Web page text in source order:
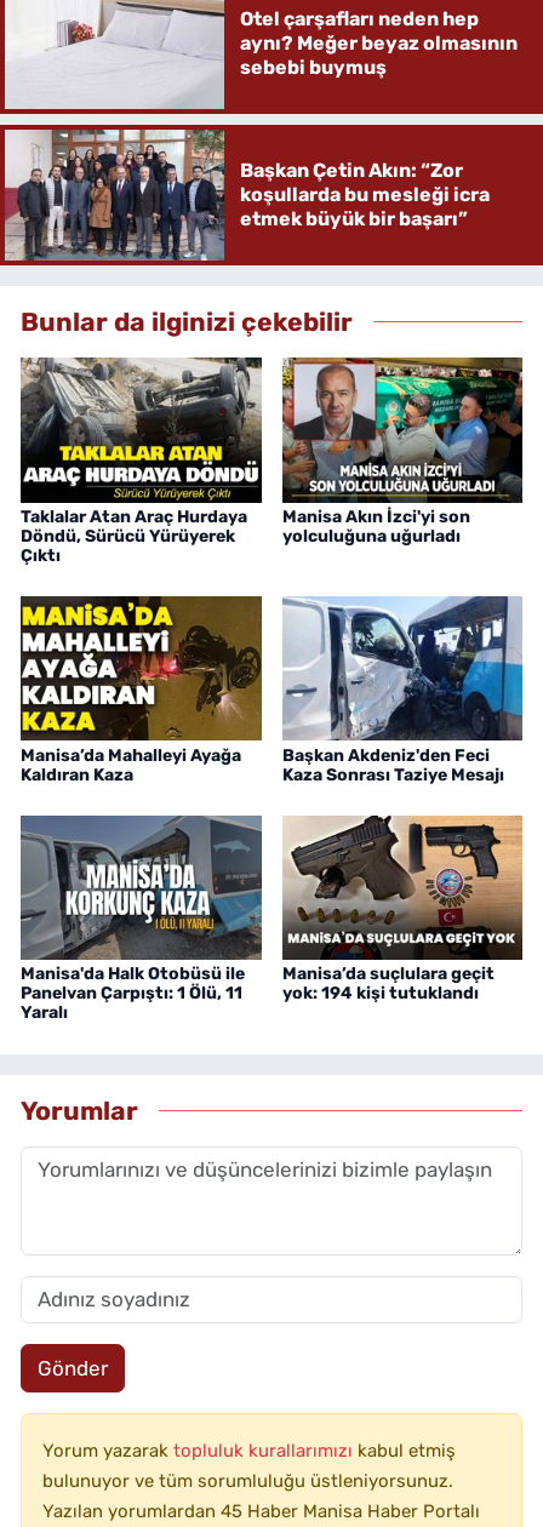
Otel çarşafları neden hep
aynı? Meğer beyaz olmasının
sebebi buymuş
Başkan Çetin Akın: “Zor
koşullarda bu mesleği icra
etmek büyük bir başarı”
Bunlar da ilginizi çekebilir
Taklalar Atan Araç Hurdaya
Döndü, Sürücü Yürüyerek
Çıktı
Manisa Akın İzci'yi son
yolculuğuna uğurladı
Manisa’da Mahalleyi Ayağa
Kaldıran Kaza
Başkan Akdeniz'den Feci
Kaza Sonrası Taziye Mesajı
Manisa'da Halk Otobüsü ile
Panelvan Çarpıştı: 1 Ölü, 11
Yaralı
Manisa’da suçlulara geçit
yok: 194 kişi tutuklandı
Yorumlar
Gönder
Yorum yazarak topluluk kurallarımızı kabul etmiş
bulunuyor ve tüm sorumluluğu üstleniyorsunuz.
Yazılan yorumlardan 45 Haber Manisa Haber Portalı